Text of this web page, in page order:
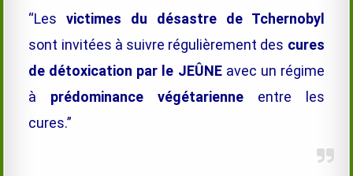
“Lesvictimes du désastre de Tchernobyl
sont invitées à suivre régulièrement des cures
de détoxication par le JEÛNEavec un régime
à prédominance végétarienne entre les
cures.”